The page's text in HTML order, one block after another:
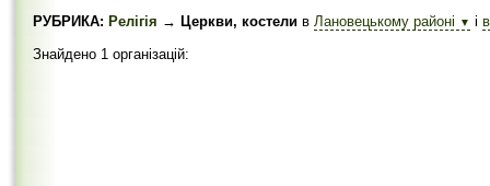
РУБРИКА: Релігія → Церкви, костели в Лановецькому районі ▼ і
Знайдено 1 організацій: